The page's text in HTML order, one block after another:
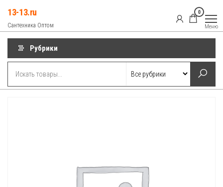
содержимому
13-13.ru
Сантехника Оптом
0
Меню
Рубрики